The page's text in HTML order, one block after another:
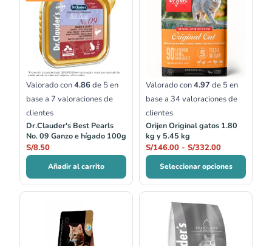
Valorado con4.86de 5 en
base a 7 valoraciones de
clientes
Dr.Clauder's Best Pearls
No. 09 Ganzo e hígado 100g
S/8.50
Añadir al carrito
Valorado con4.97 de 5 en
base a 34valoraciones de
clientes
Orijen Original gatos 1.80
kg y 5.45 kg
S/146.00 - S/332.00
precios:
desde
hasta
S/332.00
Seleccionar opciones
de
precios:
desde